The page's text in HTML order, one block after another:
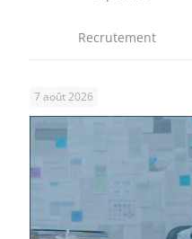
Recrutement
7 août 2026